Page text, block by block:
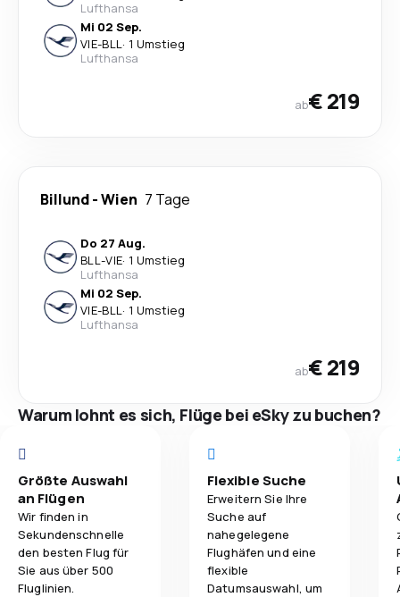
Lufthansa
Mi 02 Sep.
VIE-BLL· 1 Umstieg
Lufthansa
ab€ 219
Billund-Wien 7 Tage
Do 27 Aug.
BLL-VIE· 1 Umstieg
Lufthansa
Mi 02 Sep.
VIE-BLL· 1 Umstieg
Lufthansa
ab€ 219
Warum lohnt es sich, Flüge bei eSky zu buchen?
Größte Auswahl
an Flügen
Wir finden in
Sekundenschnelle
den besten Flug für
Sie aus über 500
Fluglinien.
Flexible Suche
Erweitern Sie Ihre
Suche auf
nahegelegene
Flughäfen und eine
flexible
Datumsauswahl, um